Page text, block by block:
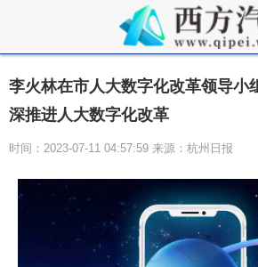
李火林在市人大数字化改革领导小
深推进人大数字化改革
时间：2023-07-11 04:57:59 来源：杭州日报